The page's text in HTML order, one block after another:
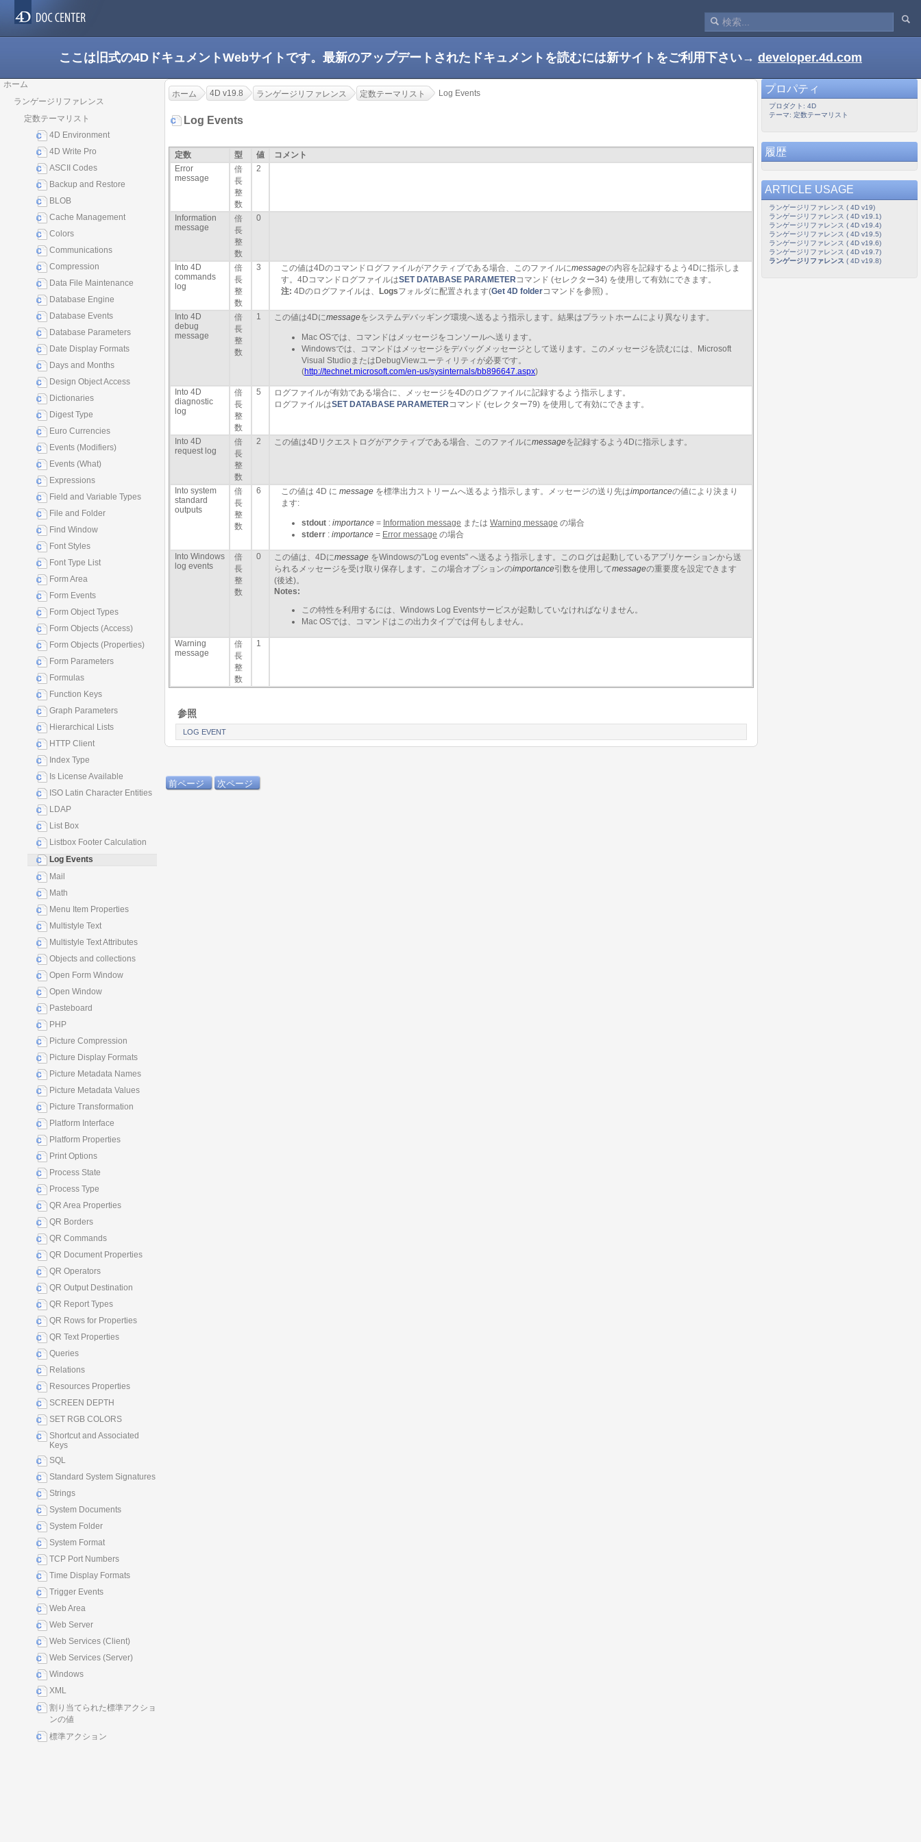
ここは旧式の4DドキュメントWebサイトです。最新のアップデートされたドキュメントを読むには新サイトをご利用下さい→ developer.4d.com
ホーム
ランゲージリファレンス
定数テーマリスト
4D Environment
4D Write Pro
ASCII Codes
Backup and Restore
BLOB
Cache Management
Colors
Communications
Compression
Data File Maintenance
Database Engine
Database Events
Database Parameters
Date Display Formats
Days and Months
Design Object Access
Dictionaries
Digest Type
Euro Currencies
Events (Modifiers)
Events (What)
Expressions
Field and Variable Types
File and Folder
Find Window
Font Styles
Font Type List
Form Area
Form Events
Form Object Types
Form Objects (Access)
Form Objects (Properties)
Form Parameters
Formulas
Function Keys
Graph Parameters
Hierarchical Lists
HTTP Client
Index Type
Is License Available
ISO Latin Character Entities
LDAP
List Box
Listbox Footer Calculation
Log Events
Mail
Math
Menu Item Properties
Multistyle Text
Multistyle Text Attributes
Objects and collections
Open Form Window
Open Window
Pasteboard
PHP
Picture Compression
Picture Display Formats
Picture Metadata Names
Picture Metadata Values
Picture Transformation
Platform Interface
Platform Properties
Print Options
Process State
Process Type
QR Area Properties
QR Borders
QR Commands
QR Document Properties
QR Operators
QR Output Destination
QR Report Types
QR Rows for Properties
QR Text Properties
Queries
Relations
Resources Properties
SCREEN DEPTH
SET RGB COLORS
Shortcut and Associated
Keys
SQL
Standard System Signatures
Strings
System Documents
System Folder
System Format
TCP Port Numbers
Time Display Formats
Trigger Events
Web Area
Web Server
Web Services (Client)
Web Services (Server)
Windows
XML
割り当てられた標準アクショ
ンの値
標準アクション
ホーム 4D v19.8 ランゲージリファレンス 定数テーマリスト Log Events
Log Events
定数 型 値
コメント
Error
message
倍
長
整
数
2
Information
message
倍
長
整
数
0
Into 4D
commands
log
倍
長
整
数
3 この値は4Dのコマンドログファイルがアクティブである場合、このファイルにmessageの内容を記録するよう4Dに指示しま
す。4DコマンドログファイルはSET DATABASE PARAMETERコマンド (セレクター34) を使用して有効にできます。
注: 4Dのログファイルは、 Logsフォルダに配置されます(Get 4D folderコマンドを参照) 。
Into 4D
debug
message
倍
長
整
数
1 この値は4Dにmessageをシステムデバッギング環境へ送るよう指示します。結果はプラットホームにより異なります。
Mac OSでは、コマンドはメッセージをコンソールへ送ります。
Windowsでは、コマンドはメッセージをデバッグメッセージとして送ります。このメッセージを読むには、Microsoft
Visual StudioまたはDebugViewユーティリティが必要です。
(http://technet.microsoft.com/en-us/sysinternals/bb896647.aspx)
Into 4D
diagnostic
log
倍
長
整
数
5
ログファイルが有効である場合に、メッセージを4Dのログファイルに記録するよう指示します。
ログファイルはSET DATABASE PARAMETERコマンド (セレクター79) を使用して有効にできます。
Into 4D
request log
倍
長
整
数
2 この値は4Dリクエストログがアクティブである場合、このファイルにmessageを記録するよう4Dに指示します。
Into system
standard
outputs
倍
長
整
数
6 この値は 4D に message を標準出力ストリームへ送るよう指示します。メッセージの送り先はimportanceの値により決まり
ます:
stdout : importance = Information message または Warning message の場合
stderr : importance = Error message の場合
Into Windows
log events
倍
長
整
数
0 この値は、4Dにmessage をWindowsの"Log events" へ送るよう指示します。このログは起動しているアプリケーションから送
られるメッセージを受け取り保存します。この場合オプションのimportance引数を使用してmessageの重要度を設定できます
(後述)。
Notes:
この特性を利用するには、Windows Log Eventsサービスが起動していなければなりません。
Mac OSでは、コマンドはこの出力タイプでは何もしません。
Warning
message
倍
長
整
数
1
参照
LOG EVENT
前ページ 次ページ
プロパティ
プロダクト: 4D
テーマ: 定数テーマリスト
履歴
ARTICLE USAGE
ランゲージリファレンス ( 4D v19)
ランゲージリファレンス ( 4D v19.1)
ランゲージリファレンス ( 4D v19.4)
ランゲージリファレンス ( 4D v19.5)
ランゲージリファレンス ( 4D v19.6)
ランゲージリファレンス ( 4D v19.7)
ランゲージリファレンス ( 4D v19.8)